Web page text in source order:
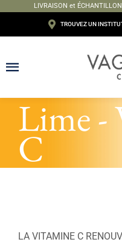
LIVRAISON et
TROUVEZ UN
Toggle
Navigation
Visage
Corps
Lime -
C
LA VITAMINE C